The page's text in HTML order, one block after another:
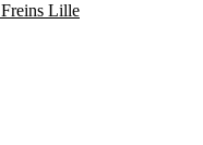
Lille